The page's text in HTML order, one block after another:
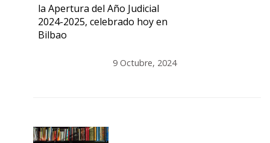
la Apertura del Año Judicial
2024-2025, celebrado hoy en
Bilbao
9 Octubre, 2024